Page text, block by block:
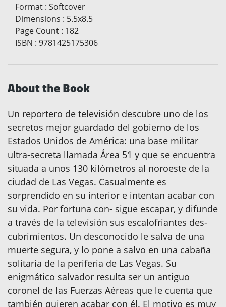
Format : Softcover
Dimensions : 5.5x8.5
Page Count : 182
ISBN : 9781425175306
About the Book
Un reportero de televisión descubre uno de los
secretos mejor guardado del gobierno de los
Estados Unidos de América: una base militar
ultra-secreta llamada Área 51 y que se encuentra
situada a unos 130 kilómetros al noroeste de la
ciudad de Las Vegas. Casualmente es
sorprendido en su interior e intentan acabar con
su vida. Por fortuna con- sigue escapar, y difunde
a través de la televisión sus escalofriantes des-
cubrimientos. Un desconocido le salva de una
muerte segura, y lo pone a salvo en una cabaña
solitaria de la periferia de Las Vegas. Su
enigmático salvador resulta ser un antiguo
coronel de las Fuerzas Aéreas que le cuenta que
también quieren acabar con él. El motivo es muy